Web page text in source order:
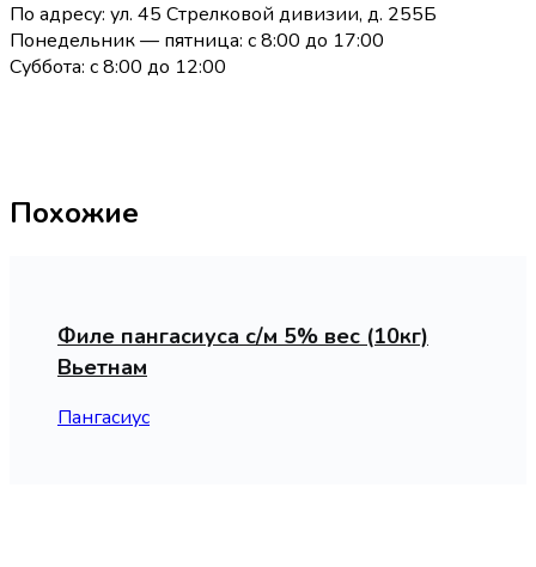
По адресу: ул. 45 Стрелковой дивизии, д. 255Б
Понедельник — пятница: с 8:00 до 17:00
Суббота: с 8:00 до 12:00
Похожие
Филе пангасиуса с/м 5% вес (10кг)
Вьетнам
Пангасиус